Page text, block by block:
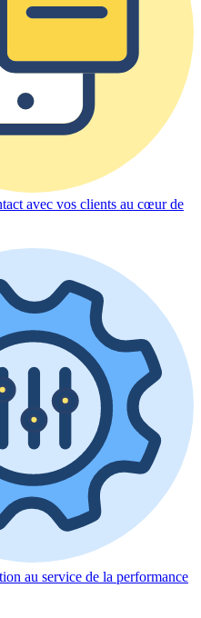
avec vos clients au cœur de
au service de la performance